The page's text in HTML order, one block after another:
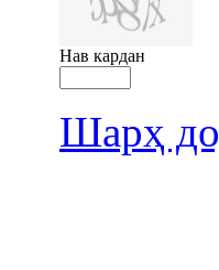
Нав кардан
Шарҳ